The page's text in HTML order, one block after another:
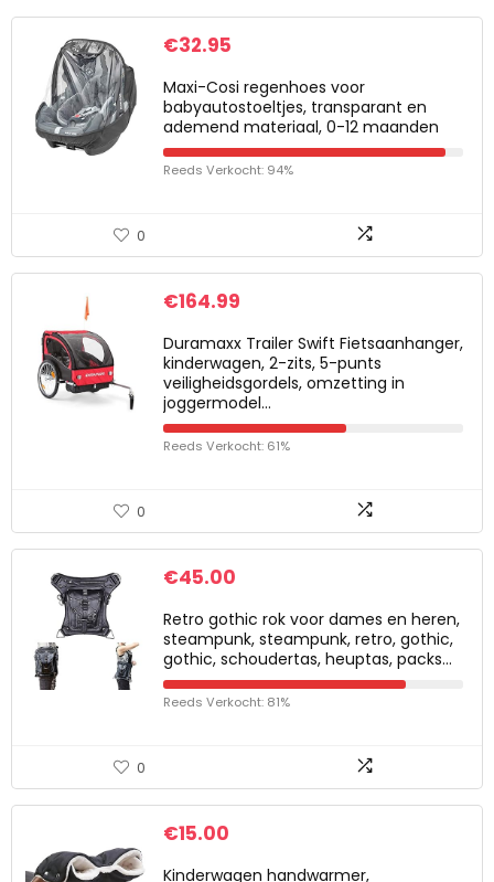
€32.95
Maxi-Cosi regenhoes voor
babyautostoeltjes, transparant en
ademend materiaal, 0-12 maanden
Reeds Verkocht: 94%
0
€164.99
Duramaxx Trailer Swift Fietsaanhanger,
kinderwagen, 2-zits, 5-punts
veiligheidsgordels, omzetting in
joggermodel…
Reeds Verkocht: 61%
0
€45.00
Retro gothic rok voor dames en heren,
steampunk, steampunk, retro, gothic,
gothic, schoudertas, heuptas, packs…
Reeds Verkocht: 81%
0
€15.00
Kinderwagen handwarmer,